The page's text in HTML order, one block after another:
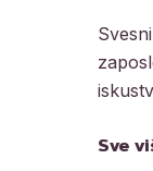
Sve